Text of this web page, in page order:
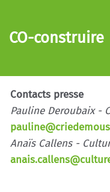
Aller au contenu
CO-construire
Contacts presse
Pauline Deroubaix -
Anaïs Callens -